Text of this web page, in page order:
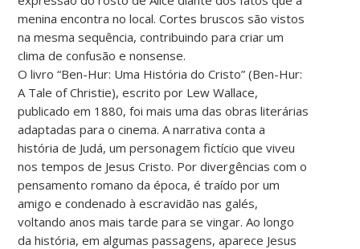
menina encontra no local. Cortes bruscos são vistos
na mesma sequência, contribuindo para criar um
clima de confusão e nonsense.
O livro “Ben-Hur: Uma História do Cristo” (Ben-Hur:
A Tale of Christie), escrito por Lew Wallace,
publicado em 1880, foi mais uma das obras literárias
adaptadas para o cinema. A narrativa conta a
história de Judá, um personagem fictício que viveu
nos tempos de Jesus Cristo. Por divergências com o
pensamento romano da época, é traído por um
amigo e condenado à escravidão nas galés,
voltando anos mais tarde para se vingar. Ao longo
da história, em algumas passagens, aparece Jesus